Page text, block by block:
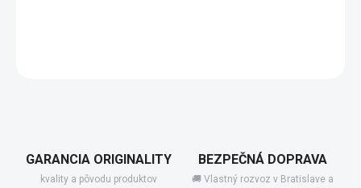
GARANCIA ORIGINALITY
kvality a pôvodu produktov
BEZPEČNÁ DOPRAVA
🚚 Vlastný rozvoz v Bratislave a